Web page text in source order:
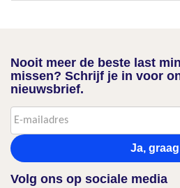
Nooit meer de beste last
missen? Schrijf je in voor
nieuwsbrief.
Ja,
Volg ons op sociale media